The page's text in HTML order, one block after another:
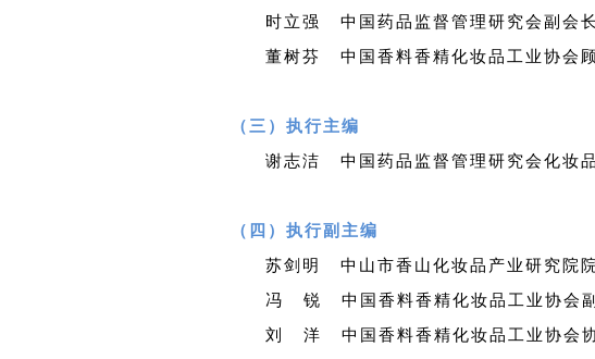
时立强 中国药品监督管理研究会副会
董树芬 中国香料香精化妆品工业协会
（三）执行主编
谢志洁 中国药品监督管理研究会化妆
（四）执行副主编
苏剑明 中山市香山化妆品产业研究院
冯 锐 中国香料香精化妆品工业协会
刘 洋 中国香料香精化妆品工业协会